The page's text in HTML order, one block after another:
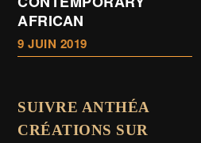
AFRICAN
9 JUIN 2019
SUIVRE ANTHÉA
CRÉATIONS SUR